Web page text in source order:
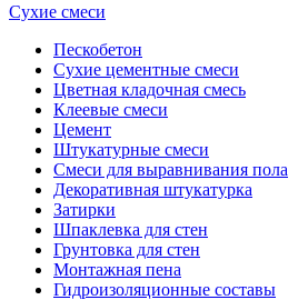
Сухие смеси
Пескобетон
Сухие цементные смеси
Цветная кладочная смесь
Клеевые смеси
Цемент
Штукатурные смеси
Смеси для выравнивания пола
Декоративная штукатурка
Затирки
Шпаклевка для стен
Грунтовка для стен
Монтажная пена
Гидроизоляционные составы